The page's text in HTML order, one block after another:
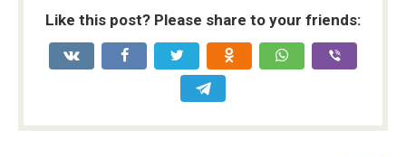
Like this post? Please share to your friends: